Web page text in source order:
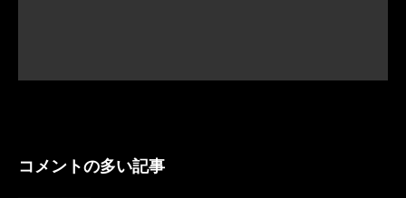
コメントの多い記事